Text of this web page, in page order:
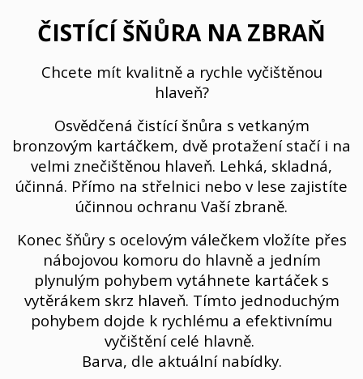
ČISTÍCÍ ŠŇŮRA NA ZBRAŇ
Chcete mít kvalitně a rychle vyčištěnou
hlaveň?
Osvědčená čistící šnůra s vetkaným
bronzovým kartáčkem, dvě protažení stačí i na
velmi znečištěnou hlaveň. Lehká, skladná,
účinná. Přímo na střelnici nebo v lese zajistíte
účinnou ochranu Vaší zbraně.
Konec šňůry s ocelovým válečkem vložíte přes
nábojovou komoru do hlavně a jedním
plynulým pohybem vytáhnete kartáček s
vytěrákem skrz hlaveň. Tímto jednoduchým
pohybem dojde k rychlému a efektivnímu
vyčištění celé hlavně.
Barva, dle aktuální nabídky.